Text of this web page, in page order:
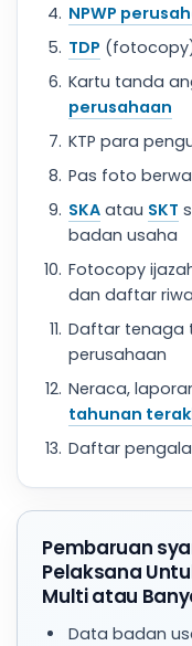
NPWP
TDP
Kartu tanda
perusahaan
KTP para
Pas foto
SKA atau SKT
badan usaha
Fotocopy
dan daftar
Daftar tenaga
perusahaan
Neraca,
tahunan
Daftar
Pembaruan
Pelaksana
Multi atau
Data badan